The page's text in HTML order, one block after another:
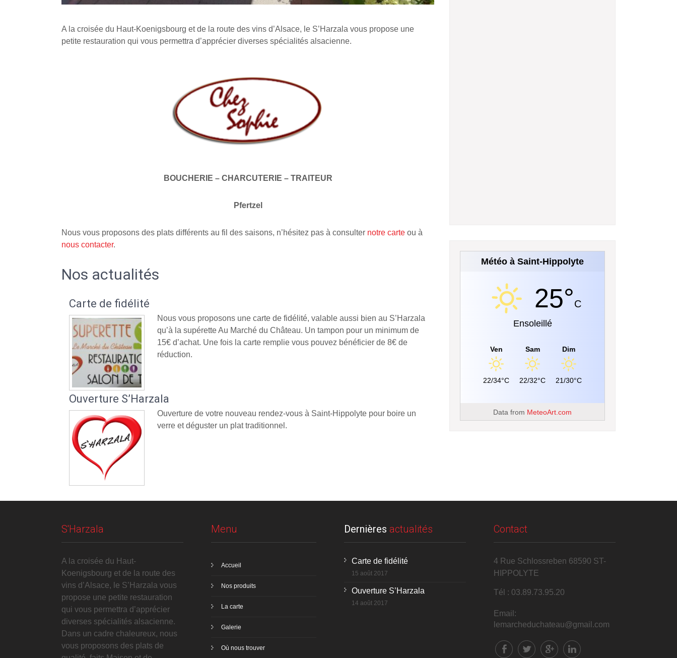
A la croisée du Haut-Koenigsbourg et de la route des vins d’Alsace, le S’Harzala vous propose une
petite restauration qui vous permettra d’apprécier diverses spécialités alsacienne.
BOUCHERIE – CHARCUTERIE – TRAITEUR
Pfertzel
Nous vous proposons des plats différents au fil des saisons, n’hésitez pas à consulter notre carte ou à
nous contacter.
Nos actualités
Carte de fidélité
Nous vous proposons une carte de fidélité, valable aussi bien au S’Harzala
qu’à la supérette Au Marché du Château. Un tampon pour un minimum de
15€ d’achat. Une fois la carte remplie vous pouvez bénéficier de 8€ de
réduction.
Ouverture S’Harzala
Ouverture de votre nouveau rendez-vous à Saint-Hippolyte pour boire un
verre et déguster un plat traditionnel.
Météo à Saint-Hippolyte
25°C
Ensoleillé
Ven
22/34°C
Sam
22/32°C
Dim
21/30°C
Data from MeteoArt.com
S'Harzala
A la croisée du Haut-
Koenigsbourg et de la route des
vins d’Alsace, le S’Harzala vous
propose une petite restauration
qui vous permettra d’apprécier
diverses spécialités alsacienne.
Dans un cadre chaleureux, nous
vous proposons des plats de
Menu
Accueil
Nos produits
La carte
Galerie
Où nous trouver
Dernières actualités
Carte de fidélité
15 août 2017
Ouverture S’Harzala
14 août 2017
Contact
4 Rue Schlossreben 68590 ST-
HIPPOLYTE
Tél : 03.89.73.95.20
Email:
lemarcheduchateau@gmail.com